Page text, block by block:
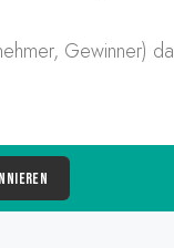
Gewinner)